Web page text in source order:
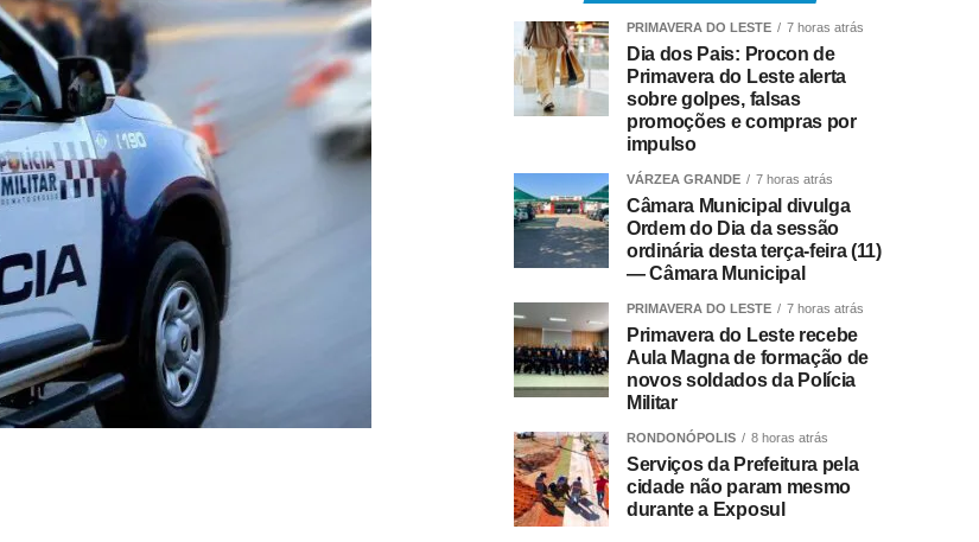
PRIMAVERA DO LESTE 7 horas atrás
Dia dos Pais: Procon de
Primavera do Leste alerta
sobre golpes, falsas
promoções e compras por
impulso
VÁRZEA GRANDE 7 horas atrás
Câmara Municipal divulga
Ordem do Dia da sessão
ordinária desta terça-feira (11)
— Câmara Municipal
PRIMAVERA DO LESTE 7 horas atrás
Primavera do Leste recebe
Aula Magna de formação de
novos soldados da Polícia
Militar
RONDONÓPOLIS 8 horas atrás
Serviços da Prefeitura pela
cidade não param mesmo
durante a Exposul